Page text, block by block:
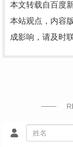
本文转载自百度
本站观点，内容
成影响，请及时